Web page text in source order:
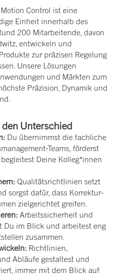
Control ist eine
Einheit innerhalb des
200 Mitarbeitende, davon
entwickeln und
zur präzisen Regelung
Unsere Lösungen
und Märkten zum
Präzision, Dynamik und
Unterschied
Du übernimmst die fachliche
Teams, förderst
Deine Kolleg*innen
Qualitätsrichtlinien setzt
sorgst dafür, dass Korrektur-
zielgerichtet greifen.
Arbeitssicherheit und
Du im Blick und arbeitest eng
zusammen.
Richtlinien,
Abläufe gestaltest und
immer mit dem Blick auf